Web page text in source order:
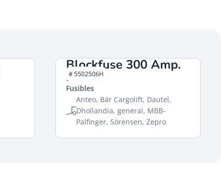
Blockfuse 300 Amp.
HACO
Fusibles
Anteo, Bär Cargolift, Dautel,
Dhollandia, general, MBB-
Palfinger, Sörensen, Zepro
# 5502506H